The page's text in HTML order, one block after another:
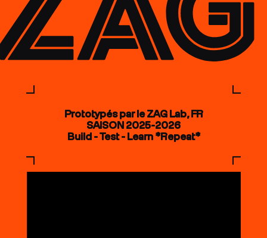
Prototypés par le ZAG Lab, FR
SAISON 2025-2026
Build - Test - Learn *Repeat*